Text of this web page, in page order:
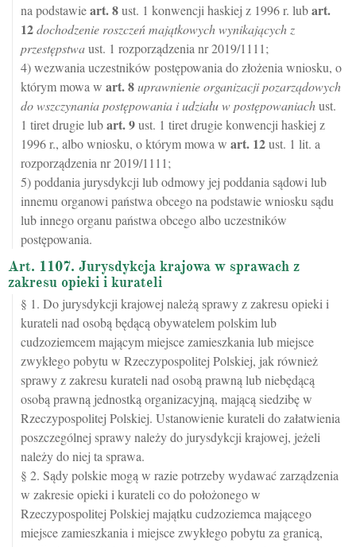
na podstawieart.8ust. 1 konwencji haskiej z 1996 r. lubart.
12dochodzenie roszczeń majątkowych wynikających z
przestępstwaust. 1 rozporządzenia nr 2019/1111;
4) wezwania uczestników postępowania do złożenia wniosku, o
którym mowa w art.8uprawnienie organizacji pozarządowych
do wszczynania postępowania i udziału w postępowaniachust.
1 tiret drugie lubart.9ust. 1 tiret drugie konwencji haskiej z
1996 r., albo wniosku, o którym mowa w art. 12ust. 1 lit. a
rozporządzenia nr 2019/1111;
5) poddania jurysdykcji lub odmowy jej poddania sądowi lub
innemu organowi państwa obcego na podstawie wniosku sądu
lub innego organu państwa obcego albo uczestników
postępowania.
Art. 1107. Jurysdykcja krajowa w sprawach z
zakresu opieki i kurateli
§ 1. Do jurysdykcji krajowej należą sprawy z zakresu opieki i
kurateli nad osobą będącą obywatelem polskim lub
cudzoziemcem mającym miejsce zamieszkania lub miejsce
zwykłego pobytu w Rzeczypospolitej Polskiej, jak również
sprawy z zakresu kurateli nad osobą prawną lub niebędącą
osobą prawną jednostką organizacyjną, mającą siedzibę w
Rzeczypospolitej Polskiej. Ustanowienie kurateli do załatwienia
poszczególnej sprawy należy do jurysdykcji krajowej, jeżeli
należy do niej ta sprawa.
§ 2. Sądy polskie mogą w razie potrzeby wydawać zarządzenia
w zakresie opieki i kurateli co do położonego w
Rzeczypospolitej Polskiej majątku cudzoziemca mającego
miejsce zamieszkania i miejsce zwykłego pobytu za granicą,